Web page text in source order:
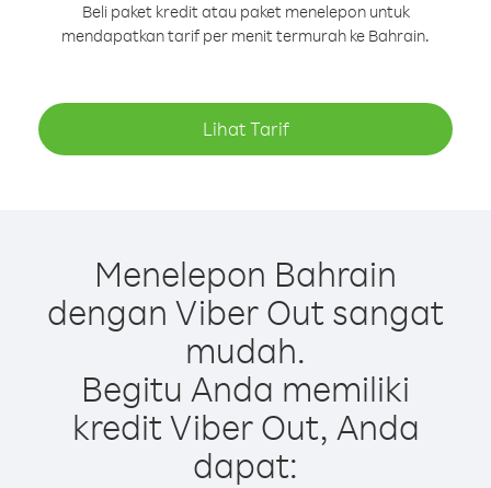
Beli paket kredit atau paket menelepon untuk
mendapatkan tarif per menit termurah ke Bahrain.
Lihat Tarif
Menelepon Bahrain
dengan Viber Out sangat
mudah.
Begitu Anda memiliki
kredit Viber Out, Anda
dapat: